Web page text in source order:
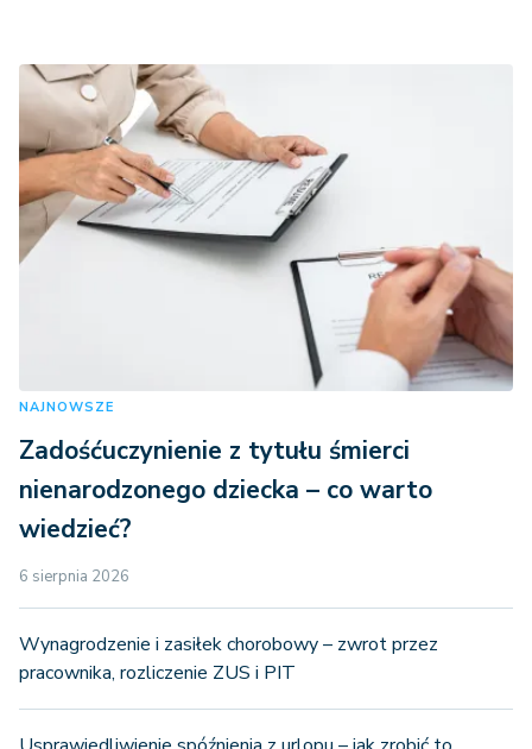
NAJNOWSZE
Zadośćuczynienie z tytułu śmierci
nienarodzonego dziecka – co warto
wiedzieć?
6 sierpnia 2026
Wynagrodzenie i zasiłek chorobowy – zwrot przez
pracownika, rozliczenie ZUS i PIT